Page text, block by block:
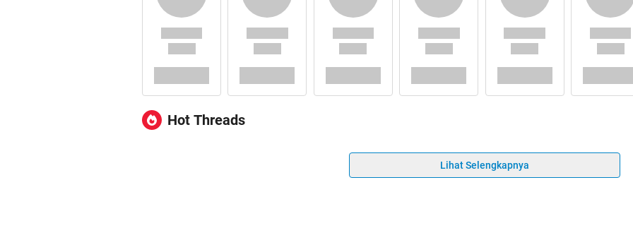
Hot Threads
Lihat Selengkapnya